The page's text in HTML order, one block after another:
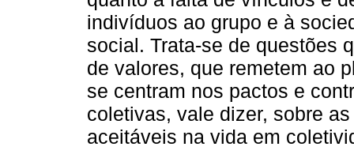
indivíduos ao grupo e à
social. Trata-se de questões
de valores, que remetem ao
se centram nos pactos e
coletivas, vale dizer, sobre
aceitáveis na vida em